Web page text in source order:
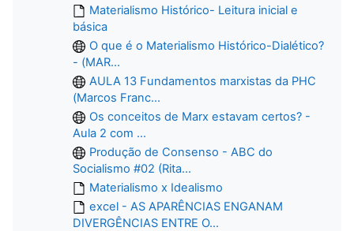
Materialismo Histórico- Leitura inicial e
básica
O que é o Materialismo Histórico-Dialético?
- (MAR...
AULA 13 Fundamentos marxistas da PHC
(Marcos Franc...
Os conceitos de Marx estavam certos? -
Aula 2 com ...
Produção de Consenso - ABC do
Socialismo #02 (Rita...
Materialismo x Idealismo
excel - AS APARÊNCIAS ENGANAM
DIVERGÊNCIAS ENTRE O...